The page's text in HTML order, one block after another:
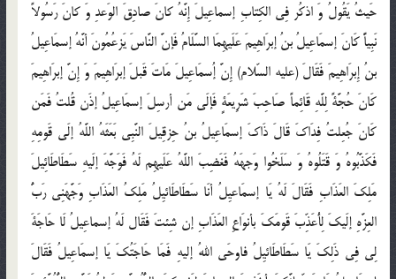
حَیثُ یَقُولُ وَ اذکُر فِی الکِتابِ إسماعِیلَ إِنَّهُ کانَ صادِقَ الوَعدِ وَ کانَ رَسُولاً
نَبِیاًّ کَانَ إسمَاعِیلُ بنُ إبرَاهِیمَ عَلَیهِمَا السَّلَامُ فَإنَّ النَّاسَ یَزعُمُونَ أنَّهُ إسمَاعِیلُ
بنُ إِبرَاهِیمَ فَقَالَ (علیه السّلام) إِنَّ إُسمَاعِیلَ مَاتَ قَبلَ إبرَاهِیمَ وَ إِنَّ إبرَاهِیمَ
کَانَ حُجَّةً لِلَّهِ قَائِماً صَاحِبَ شَرِیعَةٍ فَإلَی مَن أرسِلَ إسمَاعِیلُ إذَن قُلتُ فَمَن
کَانَ جُعِلتُ فِدَاکَ قَالَ ذَاکَ إسمَاعِیلُ بنُ حِزقِیلَ النَّبِی بَعَثَهُ اللَّهُ إلَی قَومِهِ
فَکَذَّبُوهُ وَ قَتَلُوهُ وَ سَلَخُوا وَجهَهُ فَغَضِبَ اللَّهُ عَلَیهِم لَهُ فَوَجَّهَ إلَیهِ سَطَاطَائِیلَ
مَلِکَ العَذَابِ فَقَالَ لَهُ یَا إسمَاعیِلُ أنَا سَطَاطَائیِلُ مَلِکُ العَذَابِ وَجَّهَنِی رَبُّ
العِزَّهِ إلَیکَ لِأُعَذِّبَ قَومَکَ بأنوَاعِ العَذَابِ إن شِئتَ فَقَال لَهُ إسماعِیلُ لَا حَاجَةَ
لِی فِی ذَلِکَ یَا سَطَاطَائیِلُ فاوحَی اللهُ إلیهِ فَمَا حَاجَتُکَ یَا إسمَاعِیلُ فَقَالَ